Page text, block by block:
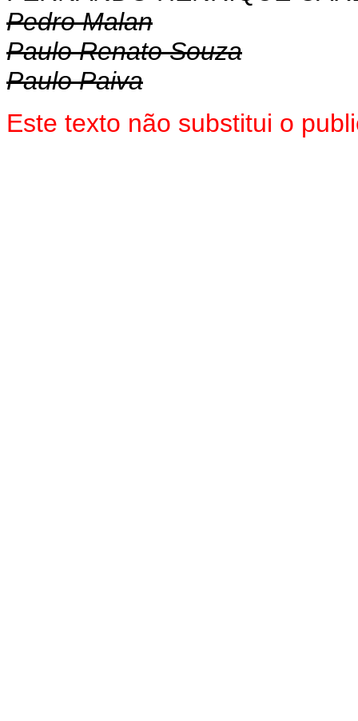
Pedro Malan
Paulo Renato Souza
Paulo Paiva
Este texto não substitui o